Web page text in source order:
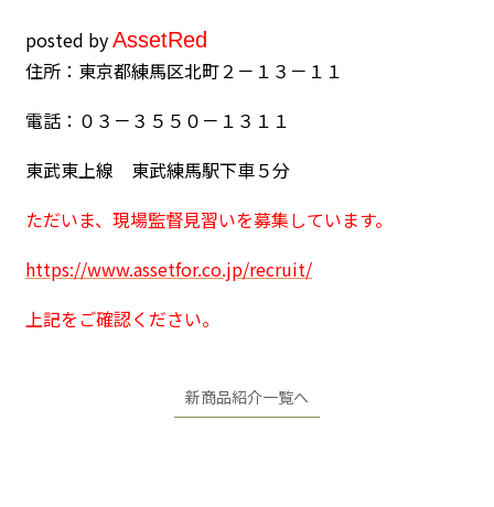
posted byAssetRed
住所：東京都練馬区北町２－１３－１１
電話：０３－３５５０－１３１１
東武東上線 東武練馬駅下車５分
ただいま、現場監督見習いを募集しています。
https://www.assetfor.co.jp/recruit/
上記をご確認ください。
新商品紹介一覧へ